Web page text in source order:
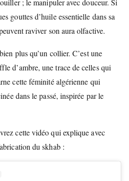
; le manipuler avec douceur. Si
gouttes d’huile essentielle dans sa
raviver son aura olfactive.
plus qu’un collier. C’est une
d’ambre, une trace de celles qui
cette féminité algérienne qui
dans le passé, inspirée par le
cette vidéo qui explique avec
du skhab :